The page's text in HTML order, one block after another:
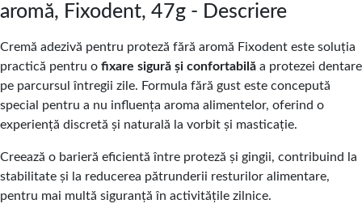
aromă, Fixodent, 47g - Descriere
Cremă adezivă pentru proteză fără aromă Fixodent este soluția
practică pentru o fixare sigură și confortabilă a protezei dentare
pe parcursul întregii zile. Formula fără gust este concepută
special pentru a nu influența aroma alimentelor, oferind o
experiență discretă și naturală la vorbit și masticație.
Creează o barieră eficientă între proteză și gingii, contribuind la
stabilitate și la reducerea pătrunderii resturilor alimentare,
pentru mai multă siguranță în activitățile zilnice.